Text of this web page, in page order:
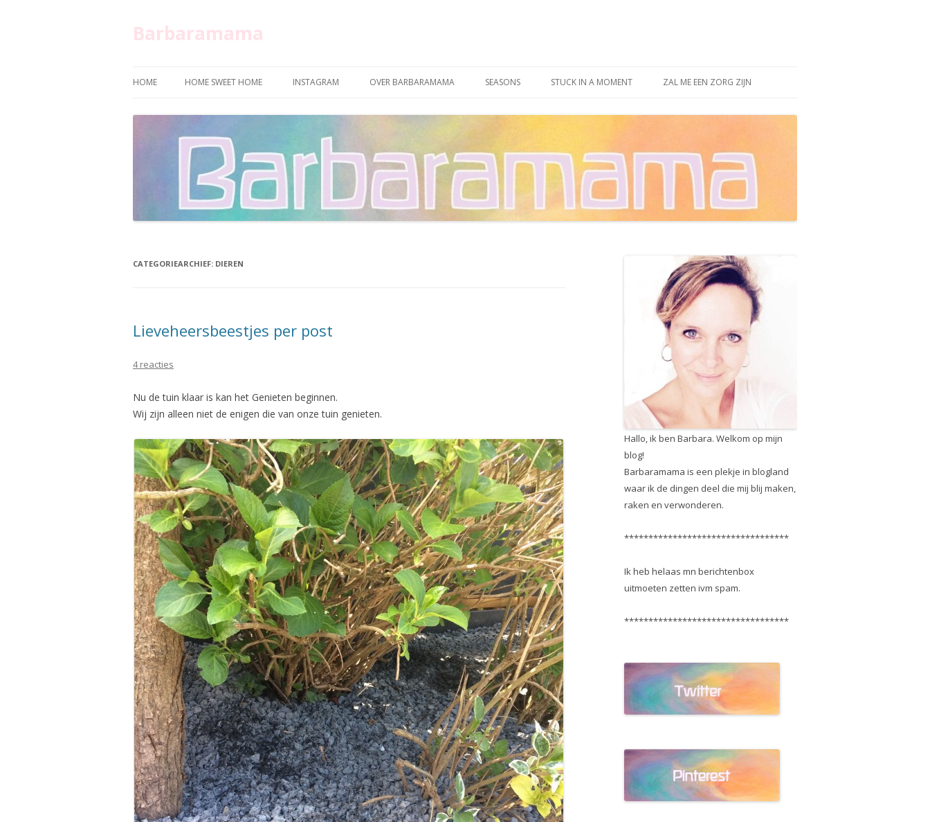
Barbaramama
HOME HOME SWEET HOME INSTAGRAM OVER BARBARAMAMA SEASONS STUCK IN A MOMENT ZAL ME EEN ZORG ZIJN
CATEGORIEARCHIEF: DIEREN
Lieveheersbeestjes per post
4 reacties
Nu de tuin klaar is kan het Genieten beginnen.
Wij zijn alleen niet de enigen die van onze tuin genieten.
Hallo, ik ben Barbara. Welkom op mijn
blog!
Barbaramama is een plekje in blogland
waar ik de dingen deel die mij blij maken,
raken en verwonderen.
**********************************
Ik heb helaas mn berichtenbox
uitmoeten zetten ivm spam.
**********************************